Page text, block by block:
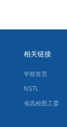
相关链接
学校首页
NSTL
省高校图工委